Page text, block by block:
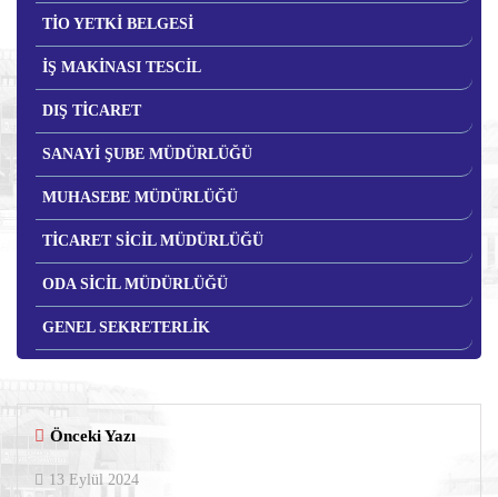
TİO YETKİ BELGESİ
İŞ MAKİNASI TESCİL
DIŞ TİCARET
SANAYİ ŞUBE MÜDÜRLÜĞÜ
MUHASEBE MÜDÜRLÜĞÜ
TİCARET SİCİL MÜDÜRLÜĞÜ
ODA SİCİL MÜDÜRLÜĞÜ
GENEL SEKRETERLİK
Önceki Yazı
13 Eylül 2024